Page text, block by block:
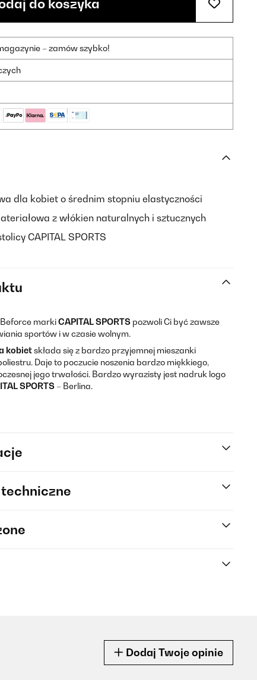
do koszyka
– zamów szybko!
dla kobiet o średnim stopniu elastyczności
z włókien naturalnych i sztucznych
CAPITAL SPORTS
Beforce markiCAPITAL SPORTS pozwoli Ci być zawsze
sportów i w czasie wolnym.
kobietskłada się z bardzo przyjemnej mieszanki
Daje to poczucie noszenia bardzo miękkiego,
jego trwałości. Bardzo wyrazisty jest nadruk logo
SPORTS – Berlina.
Dodaj Twoje opinie